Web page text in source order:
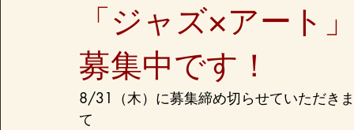
「ジャズ×アート
募集中です！
8/31（木）に募集締め切らせていただき
て